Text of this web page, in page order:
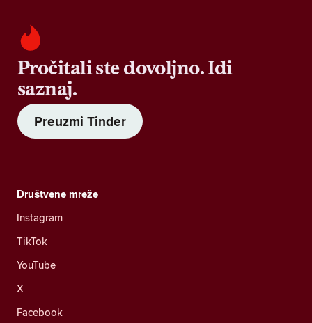
Pročitali ste dovoljno. Idi
saznaj.
Preuzmi Tinder
Društvene mreže
Instagram
TikTok
YouTube
X
Facebook